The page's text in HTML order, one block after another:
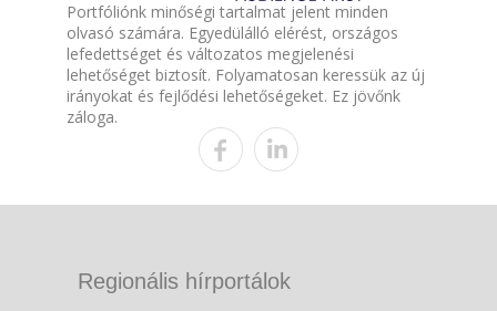
Portfóliónk minőségi tartalmat jelent minden
olvasó számára. Egyedülálló elérést, országos
lefedettséget és változatos megjelenési
lehetőséget biztosít. Folyamatosan keressük az új
irányokat és fejlődési lehetőségeket. Ez jövőnk
záloga.
Regionális hírportálok